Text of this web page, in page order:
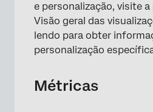
e personalização, visite
Visão geral das
lendo para obter
personalização
Métricas